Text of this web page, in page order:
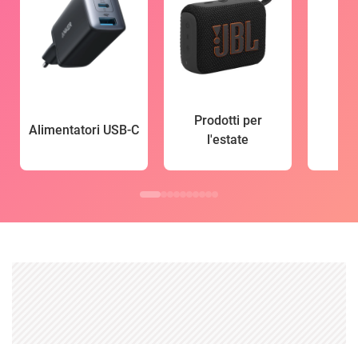
Alimentatori USB-C
Prodotti per
l'estate